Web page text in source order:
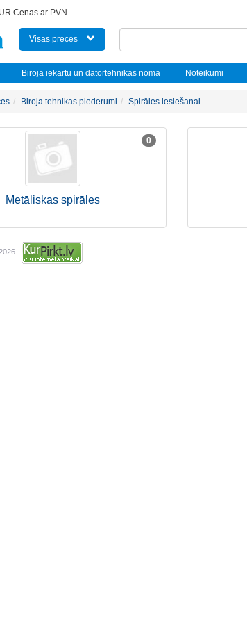
Cenas ar PVN
Visas preces
Biroja iekārtu un datortehnikas noma Noteikumi
Biroja tehnikas piederumi Spirāles iesiešanai
0
Metāliskas spirāles